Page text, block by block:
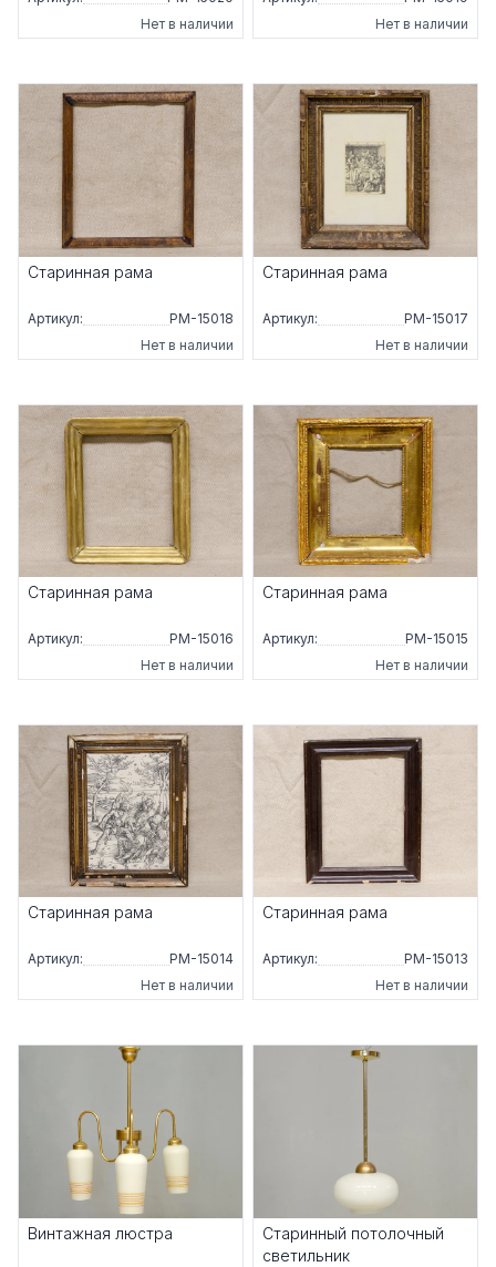
Нет в наличии
Нет в наличии
Старинная рама
Артикул:
РМ-15018
Нет в наличии
Старинная рама
Артикул:
РМ-15017
Нет в наличии
Старинная рама
Артикул:
РМ-15016
Нет в наличии
Старинная рама
Артикул:
РМ-15015
Нет в наличии
Старинная рама
Артикул:
РМ-15014
Нет в наличии
Старинная рама
Артикул:
РМ-15013
Нет в наличии
Винтажная люстра
Старинный потолочный
светильник